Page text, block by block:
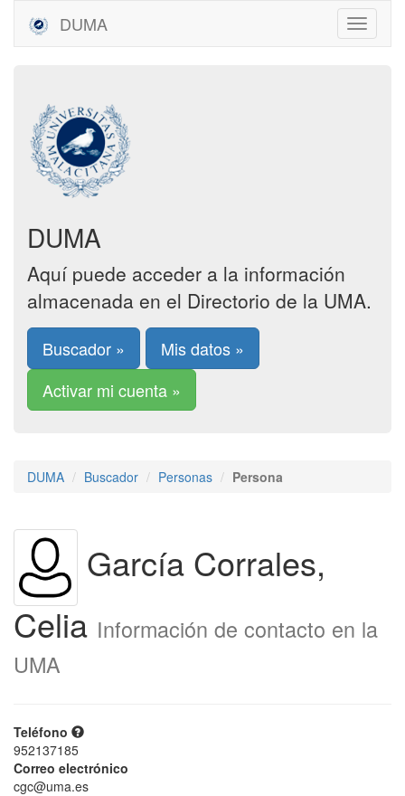
DUMA
DUMA
Aquí puede acceder a la información
almacenada en el Directorio de la UMA.
Buscador »
Mis datos »
Activar mi cuenta »
DUMA Buscador Personas Persona
García Corrales,
Celia Información de contacto en la
UMA
Teléfono
952137185
Correo electrónico
cgc@uma.es